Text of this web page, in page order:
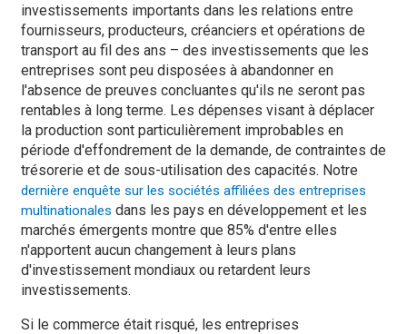
investissements importants dans les relations entre
fournisseurs, producteurs, créanciers et opérations de
transport au fil des ans – des investissements que les
entreprises sont peu disposées à abandonner en
l'absence de preuves concluantes qu'ils ne seront pas
rentables à long terme. Les dépenses visant à déplacer
la production sont particulièrement improbables en
période d'effondrement de la demande, de contraintes de
trésorerie et de sous-utilisation des capacités. Notre
dernière enquête sur les sociétés affiliées des entreprises
multinationales dans les pays en développement et les
marchés émergents montre que 85% d'entre elles
n'apportent aucun changement à leurs plans
d'investissement mondiaux ou retardent leurs
investissements.
Si le commerce était risqué, les entreprises